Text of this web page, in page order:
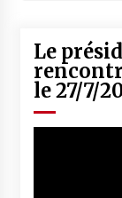
Le
le 27/7/